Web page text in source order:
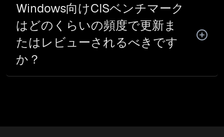
Windows向けCISベンチマーク
はどのくらいの頻度で更新ま
たはレビューされるべきです
か？